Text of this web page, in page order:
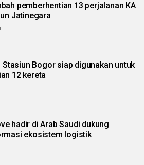
pemberhentian 13 perjalanan KA
Jatinegara
Stasiun Bogor siap digunakan untuk
12 kereta
hadir di Arab Saudi dukung
ekosistem logistik